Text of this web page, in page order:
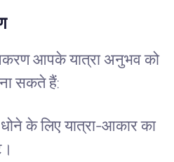
आपके यात्रा अनुभव को
सकते हैं:
के लिए यात्रा-आकार का